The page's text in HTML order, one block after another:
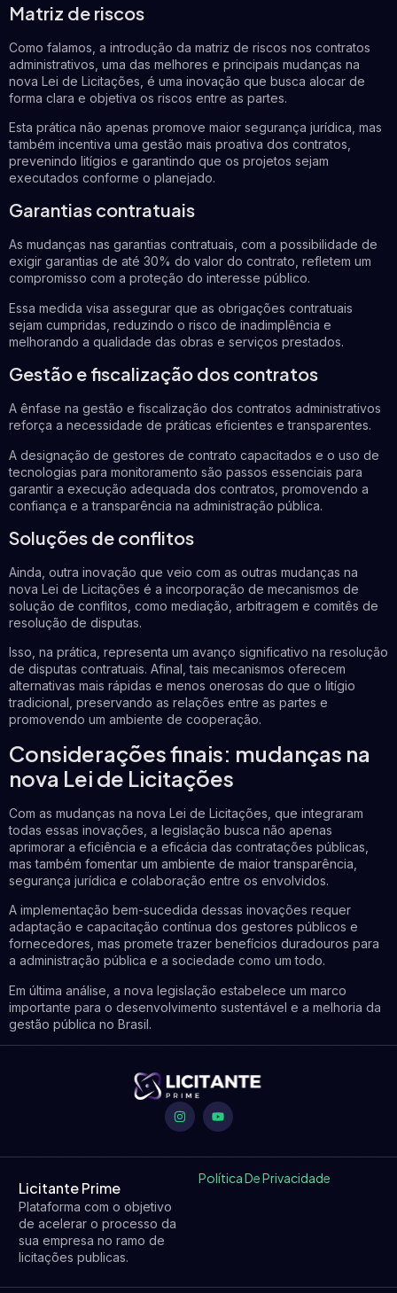
Matriz de riscos
Como falamos, a introdução da matriz de riscos nos contratos
administrativos, uma das melhores e principais mudanças na
nova Lei de Licitações, é uma inovação que busca alocar de
forma clara e objetiva os riscos entre as partes.
Esta prática não apenas promove maior segurança jurídica, mas
também incentiva uma gestão mais proativa dos contratos,
prevenindo litígios e garantindo que os projetos sejam
executados conforme o planejado.
Garantias contratuais
As mudanças nas garantias contratuais, com a possibilidade de
exigir garantias de até 30% do valor do contrato, refletem um
compromisso com a proteção do interesse público.
Essa medida visa assegurar que as obrigações contratuais
sejam cumpridas, reduzindo o risco de inadimplência e
melhorando a qualidade das obras e serviços prestados.
Gestão e fiscalização dos contratos
A ênfase na gestão e fiscalização dos contratos administrativos
reforça a necessidade de práticas eficientes e transparentes.
A designação de gestores de contrato capacitados e o uso de
tecnologias para monitoramento são passos essenciais para
garantir a execução adequada dos contratos, promovendo a
confiança e a transparência na administração pública.
Soluções de conflitos
Ainda, outra inovação que veio com as outras mudanças na
nova Lei de Licitações é a incorporação de mecanismos de
solução de conflitos, como mediação, arbitragem e comitês de
resolução de disputas.
Isso, na prática, representa um avanço significativo na resolução
de disputas contratuais. Afinal, tais mecanismos oferecem
alternativas mais rápidas e menos onerosas do que o litígio
tradicional, preservando as relações entre as partes e
promovendo um ambiente de cooperação.
Considerações finais: mudanças na
nova Lei de Licitações
Com as mudanças na nova Lei de Licitações, que integraram
todas essas inovações, a legislação busca não apenas
aprimorar a eficiência e a eficácia das contratações públicas,
mas também fomentar um ambiente de maior transparência,
segurança jurídica e colaboração entre os envolvidos.
A implementação bem-sucedida dessas inovações requer
adaptação e capacitação contínua dos gestores públicos e
fornecedores, mas promete trazer benefícios duradouros para
a administração pública e a sociedade como um todo.
Em última análise, a nova legislação estabelece um marco
importante para o desenvolvimento sustentável e a melhoria da
gestão pública no Brasil.
Licitante Prime
Plataforma com o objetivo
de acelerar o processo da
sua empresa no ramo de
licitações publicas.
Política De Privacidade